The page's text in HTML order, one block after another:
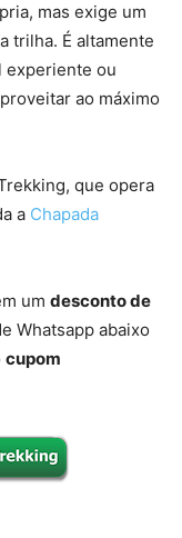
mas exige um
trilha. É altamente
experiente ou
ao máximo
que opera
a Chapada
um desconto de
Whatsapp abaixo
cupom